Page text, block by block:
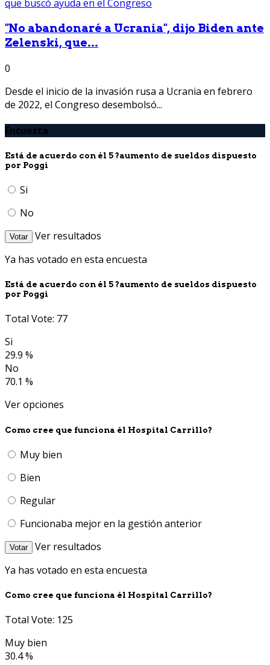
"No abandonaré a Ucrania", dijo Biden ante
Zelenski, que...
0
Desde el inicio de la invasión rusa a Ucrania en febrero
de 2022, el Congreso desembolsó...
Encuesta
Está de acuerdo con él 5 ?aumento de sueldos dispuesto
por Poggi
Si
No
Votar
Ver resultados
Ya has votado en esta encuesta
Está de acuerdo con él 5 ?aumento de sueldos dispuesto
por Poggi
Total Vote: 77
Si
29.9 %
No
70.1 %
Ver opciones
Como cree que funciona él Hospital Carrillo?
Muy bien
Bien
Regular
Funcionaba mejor en la gestión anterior
Votar
Ver resultados
Ya has votado en esta encuesta
Como cree que funciona él Hospital Carrillo?
Total Vote: 125
Muy bien
30.4 %